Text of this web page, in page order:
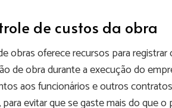
de custos da obra
obras oferece recursos para
de obra durante a execução do
aos funcionários e outros
evitar que se gaste mais do que o